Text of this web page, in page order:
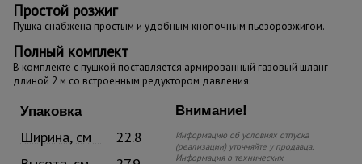
Простой розжиг
Пушка снабжена простым и удобным кнопочным пьезорозжигом.
Полный комплект
В комплекте с пушкой поставляется армированный газовый шланг
длиной 2 м со встроенным редуктором давления.
Упаковка
Ширина, см
22.8
Внимание!
Информацию об условиях отпуска
(реализации) уточняйте у продавца.
Информация о технических